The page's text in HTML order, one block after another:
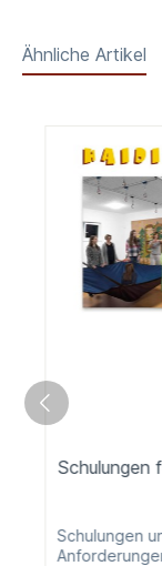
Ähnliche Artikel
Schulungen
Schulungen